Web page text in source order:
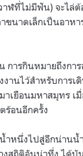
ฬที่ไม่มีฟัน) จะไล่ต้
ขนาดเล็กเป็นอาห
การกินหมายถึงกา
งานไว้สำหรับการเ
เยือนมหาสมุทร เ
ร้อนอีกครั้ง
ำหนึ่งไปสู่อีกน่าน
งสถิติอันน่าทึ่ง ได้บั